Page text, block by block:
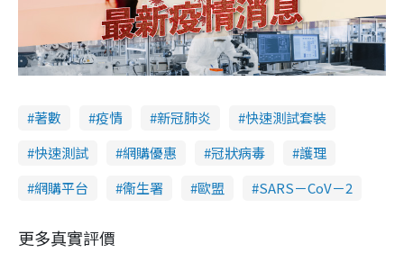
著數 疫情 新冠肺炎
快速測試套裝
快速測試
網購優惠 冠狀病毒
護理
網購平台
衞生署 歐盟 SARS－CoV－2
更多真實評價